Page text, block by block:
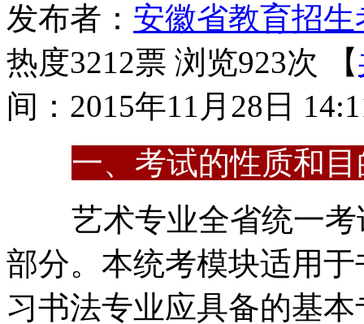
发布者： 安徽省教育招生
热度3212票 浏览923次 【
间：2015年11月28日
一、考试的性质和目
艺术专业全省统一
部分。本统考模块适用
习书法专业应具备的基